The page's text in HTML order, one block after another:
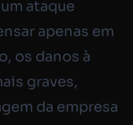
ataque
apenas em
os danos à
graves,
da empresa